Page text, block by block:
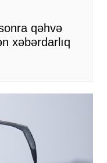
qəhvə
xəbərdarlıq